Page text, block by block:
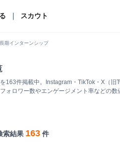
スカウト
期インターンシップ
件掲載中。Instagram・TikTok・X（
ロワー数やエンゲージメント率などの
索結果 163 件